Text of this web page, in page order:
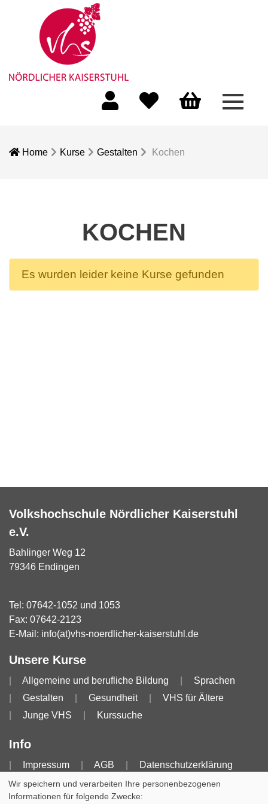
Menü
Home Kurse Gestalten Kochen
KOCHEN
Es wurden leider keine Kurse gefunden
Volkshochschule Nördlicher Kaiserstuhl
e.V.
Bahlinger Weg 12
79346 Endingen
Tel: 07642-1052 und 1053
Fax: 07642-2123
E-Mail: info(at)vhs-noerdlicher-kaiserstuhl.de
Unsere Kurse
Allgemeine und berufliche Bildung
Sprachen
Gestalten
Gesundheit
VHS für Ältere
Junge VHS
Kurssuche
Info
Impressum AGB
Datenschutzerklärung
Widerruf
Barrierefreiheitserklärung
Wir speichern und verarbeiten Ihre personenbezogenen
Informationen für folgende Zwecke: